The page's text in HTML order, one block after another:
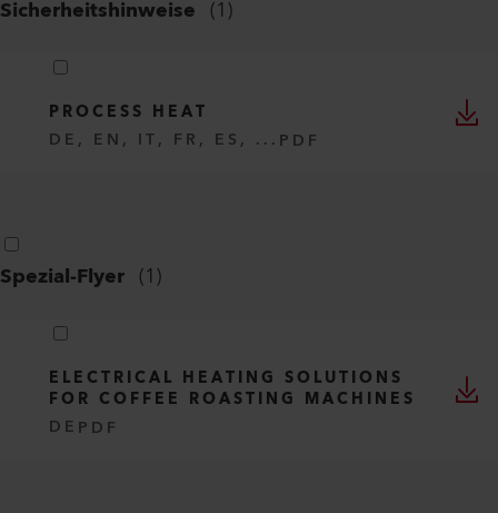
Sicherheitshinweise (1)
PROCESS HEAT
DE, EN, IT, FR, ES, ... PDF
Spezial-Flyer (1)
ELECTRICAL HEATING SOLUTIONS
FOR COFFEE ROASTING MACHINES
DE PDF